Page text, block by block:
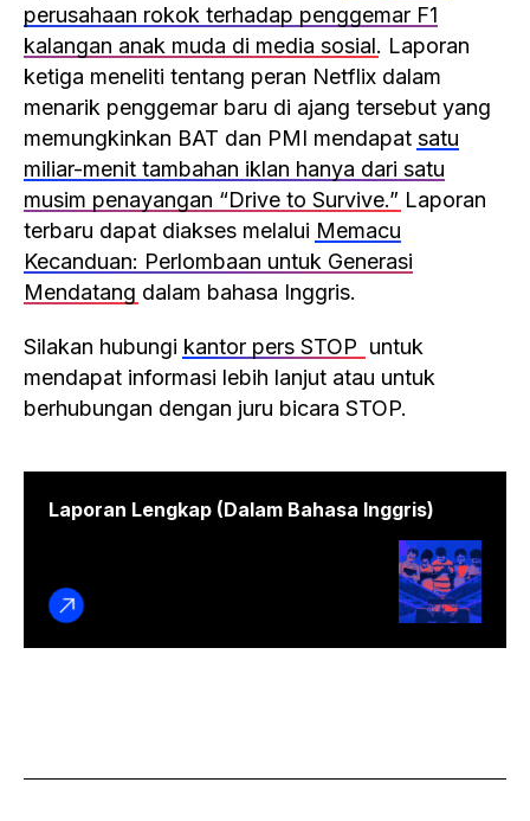
perusahaan rokok terhadap penggemar F1
kalangan anak muda di media sosial. Laporan
ketiga meneliti tentang peran Netflix dalam
menarik penggemar baru di ajang tersebut yang
memungkinkan BAT dan PMI mendapat satu
miliar-menit tambahan iklan hanya dari satu
musim penayangan “Drive to Survive.” Laporan
terbaru dapat diakses melalui Memacu
Kecanduan: Perlombaan untuk Generasi
Mendatang dalam bahasa Inggris.
Silakan hubungi kantor pers STOP untuk
mendapat informasi lebih lanjut atau untuk
berhubungan dengan juru bicara STOP.
Laporan Lengkap (Dalam Bahasa Inggris)